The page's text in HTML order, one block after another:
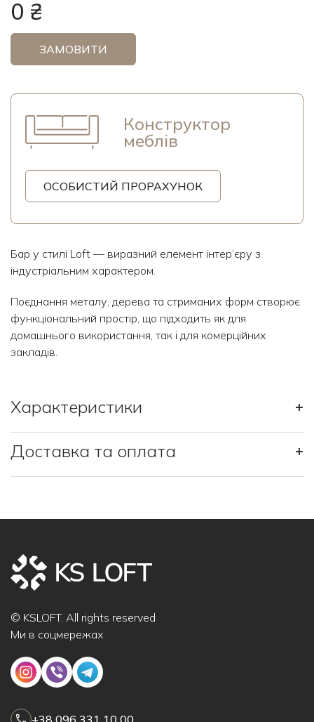
0 ₴
ЗАМОВИТИ
Конструктор
меблів
ОСОБИСТИЙ ПРОРАХУНОК
Бар у стилі Loft — виразний елемент інтер’єру з
індустріальним характером.
Поєднання металу, дерева та стриманих форм створює
функціональний простір, що підходить як для
домашнього використання, так і для комерційних
закладів.
Характеристики +
Доставка та оплата +
© KSLOFT. All rights reserved
Ми в соцмережах
+38 096 331 10 00